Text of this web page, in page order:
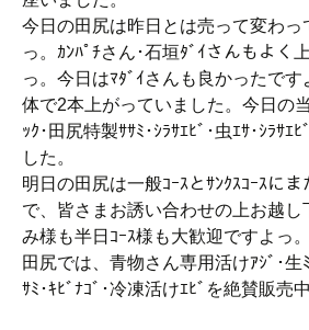
今日の田尻は昨日とは売って変わっ
っ。ｶﾝﾊﾟﾁさん･石垣ﾀﾞｲさんもよく
っ。今日はﾏﾀﾞｲさんも良かったです
体で2本上がっていました。今日の
ｯｸ･田尻特製ｻｻﾐ･ｼﾗｻｴﾋﾞ･虫ｴｻ･ｼﾗｻｴ
した。
明日の田尻は一般ｺｰｽとｻﾝｸｽｺｰｽに
で、皆さまお誘い合わせの上お越し
み様も半日ｺｰｽ様も大歓迎ですよっ。
田尻では、青物さん専用活けｱｼﾞ･生
ｻﾐ･ｷﾋﾞﾅｺﾞ･冷凍活けｴﾋﾞを絶賛販売